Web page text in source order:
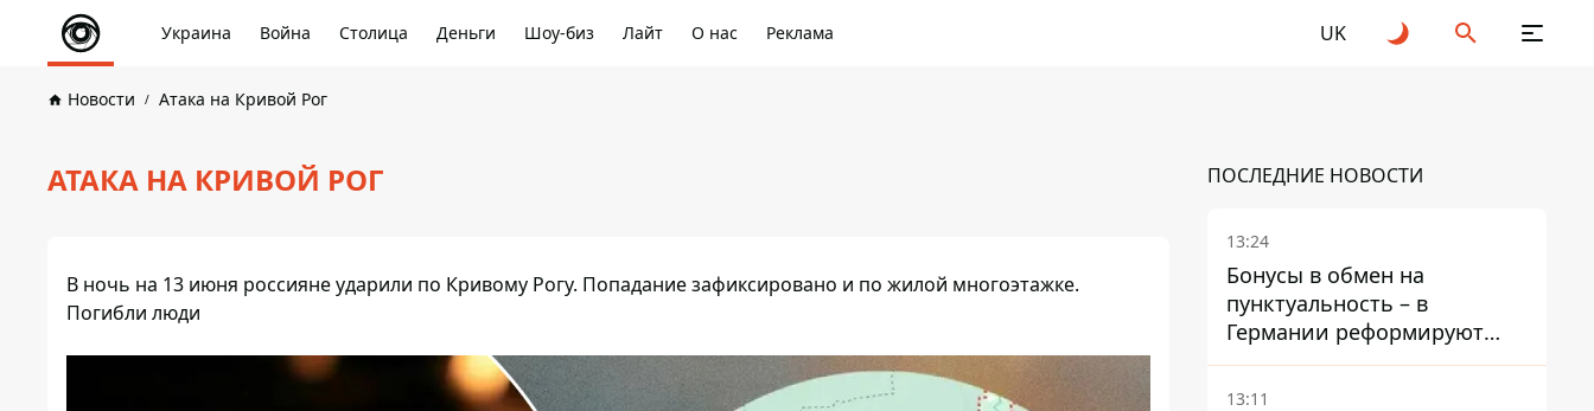
Украина Война Столица Деньги Шоу-биз Лайт О нас Реклама UK
Новости Атака на Кривой Рог
АТАКА НА КРИВОЙ РОГ
В ночь на 13 июня россияне ударили по Кривому Рогу. Попадание зафиксировано и по жилой многоэтажке.
Погибли люди
ПОСЛЕДНИЕ НОВОСТИ
13:24
Бонусы в обмен на
пунктуальность – в
Германии реформируют
премирование руководства
Deutsche Bahn
13:11